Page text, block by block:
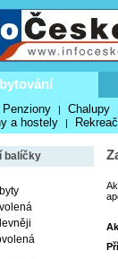
Penziony | Chalupy
a hostely |
balíčky